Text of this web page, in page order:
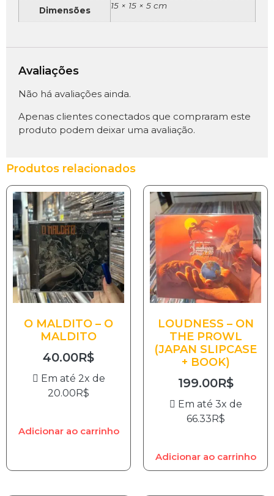
Dimensões 15 × 15 × 5 cm
Avaliações
Não há avaliações ainda.
Apenas clientes conectados que compraram este
produto podem deixar uma avaliação.
Produtos relacionados
O MALDITO – O
MALDITO
40.00R$
Em até 2x de
20.00R$
Adicionar ao carrinho
LOUDNESS – ON
THE PROWL
(JAPAN SLIPCASE
+ BOOK)
199.00R$
Em até 3x de
66.33R$
Adicionar ao carrinho